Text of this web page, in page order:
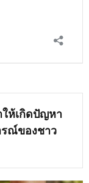
ห้เกิดปัญหา
รณ์ของชาว